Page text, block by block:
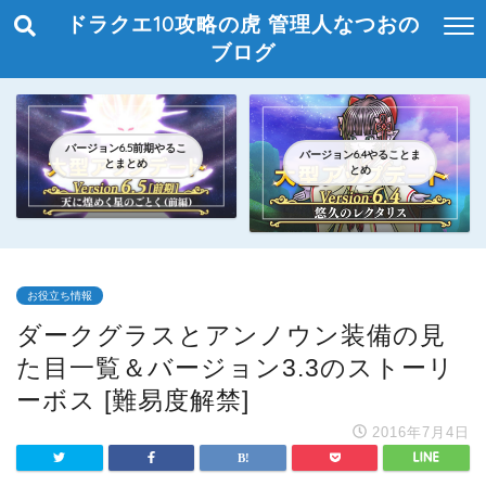
ドラクエ10攻略の虎 管理人なつおの
ブログ
バージョン6.5前期やるこ
とまとめ
バージョン6.4やることま
とめ
お役立ち情報
ダークグラスとアンノウン装備の見
た目一覧＆バージョン3.3のストーリ
ーボス [難易度解禁]
2016年7月4日